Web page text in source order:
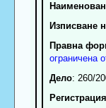
Изписване
Правна
ограничена
Дело: 260/
Регистрация